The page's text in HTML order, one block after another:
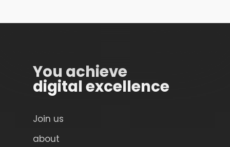
You achieve
digital excellence
Join us
about